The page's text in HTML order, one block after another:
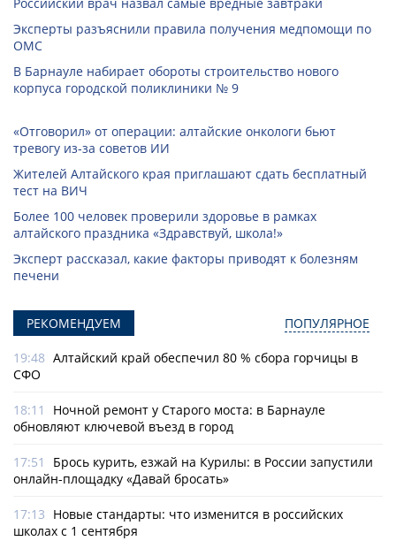
Эксперты разъяснили правила получения медпомощи по
ОМС
В Барнауле набирает обороты строительство нового
корпуса городской поликлиники № 9
«Отговорил» от операции: алтайские онкологи бьют
тревогу из‑за советов ИИ
Жителей Алтайского края приглашают сдать бесплатный
тест на ВИЧ
Более 100 человек проверили здоровье в рамках
алтайского праздника «Здравствуй, школа!»
Эксперт рассказал, какие факторы приводят к болезням
печени
РЕКОМЕНДУЕМ ПОПУЛЯРНОЕ
19:48 Алтайский край обеспечил 80 % сбора горчицы в
СФО
18:11
Ночной ремонт у Старого моста: в Барнауле
обновляют ключевой въезд в город
17:51
Брось курить, езжай на Курилы: в России запустили
онлайн-­площадку «Давай бросать»
17:13 Новые стандарты: что изменится в российских
школах с 1 сентября